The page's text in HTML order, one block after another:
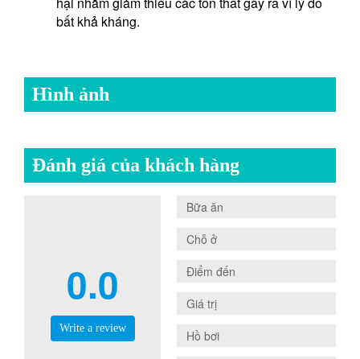
bất khả kháng.
Hình ảnh
Đánh giá của khách hàng
0.0
Write a review
0.0Bữa ăn
0.0
Chỗ ở
0.0
Điểm đến
0.0
Giá trị
0.0Hồ bơi